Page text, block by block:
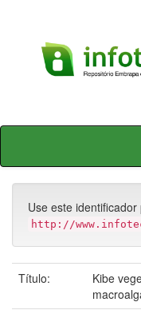
Skip
Use este
http://
Título:
Kibe